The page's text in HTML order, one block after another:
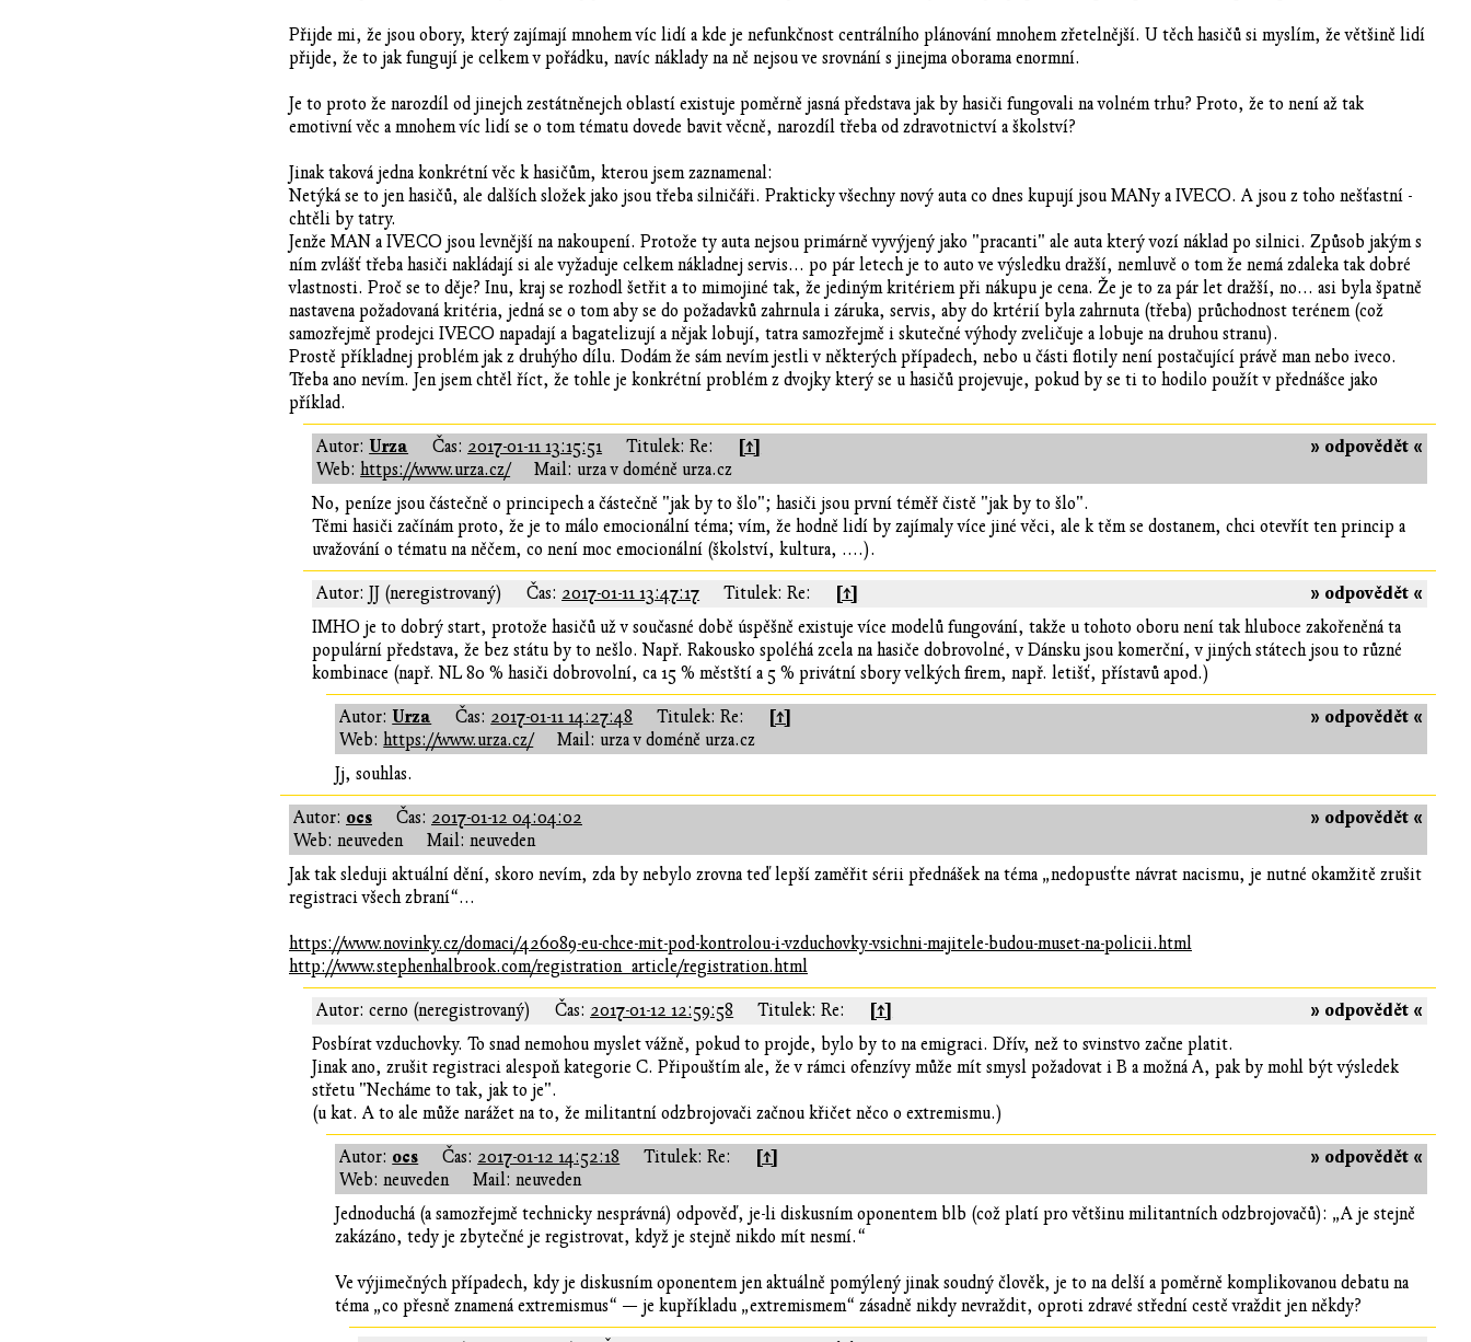
Přijde mi, že jsou obory, který zajímají mnohem víc lidí a kde je nefunkčnost centrálního plánování mnohem zřetelnější. U těch hasičů si myslím, že většině lidí
přijde, že to jak fungují je celkem v pořádku, navíc náklady na ně nejsou ve srovnání s jinejma oborama enormní.
Je to proto že narozdíl od jinejch zestátněnejch oblastí existuje poměrně jasná představa jak by hasiči fungovali na volném trhu? Proto, že to není až tak
emotivní věc a mnohem víc lidí se o tom tématu dovede bavit věcně, narozdíl třeba od zdravotnictví a školství?
Jinak taková jedna konkrétní věc k hasičům, kterou jsem zaznamenal:
Netýká se to jen hasičů, ale dalších složek jako jsou třeba silničáři. Prakticky všechny nový auta co dnes kupují jsou MANy a IVECO. A jsou z toho nešťastní -
chtěli by tatry.
Jenže MAN a IVECO jsou levnější na nakoupení. Protože ty auta nejsou primárně vyvýjený jako "pracanti" ale auta který vozí náklad po silnici. Způsob jakým s
ním zvlášť třeba hasiči nakládají si ale vyžaduje celkem nákladnej servis... po pár letech je to auto ve výsledku dražší, nemluvě o tom že nemá zdaleka tak dobré
vlastnosti. Proč se to děje? Inu, kraj se rozhodl šetřit a to mimojiné tak, že jediným kritériem při nákupu je cena. Že je to za pár let dražší, no... asi byla špatně
nastavena požadovaná kritéria, jedná se o tom aby se do požadavků zahrnula i záruka, servis, aby do krtérií byla zahrnuta (třeba) průchodnost terénem (což
samozřejmě prodejci IVECO napadají a bagatelizují a nějak lobují, tatra samozřejmě i skutečné výhody zveličuje a lobuje na druhou stranu).
Prostě příkladnej problém jak z druhýho dílu. Dodám že sám nevím jestli v některých případech, nebo u části flotily není postačující právě man nebo iveco.
Třeba ano nevím. Jen jsem chtěl říct, že tohle je konkrétní problém z dvojky který se u hasičů projevuje, pokud by se ti to hodilo použít v přednášce jako
příklad.
» odpovědět «
Autor: Urza Čas: 2017-01-11 13:15:51 Titulek: Re: [↑]
Web:https://www.urza.cz/
Mail: urza v doméně urza.cz
No, peníze jsou částečně o principech a částečně "jak by to šlo"; hasiči jsou první téměř čistě "jak by to šlo".
Těmi hasiči začínám proto, že je to málo emocionální téma; vím, že hodně lidí by zajímaly více jiné věci, ale k těm se dostanem, chci otevřít ten princip a
uvažování o tématu na něčem, co není moc emocionální (školství, kultura, ....).
» odpovědět «
Autor: JJ (neregistrovaný) Čas: 2017-01-11 13:47:17 Titulek: Re: [↑]
IMHO je to dobrý start, protože hasičů už v současné době úspěšně existuje více modelů fungování, takže u tohoto oboru není tak hluboce zakořeněná ta
populární představa, že bez státu by to nešlo. Např. Rakousko spoléhá zcela na hasiče dobrovolné, v Dánsku jsou komerční, v jiných státech jsou to různé
kombinace (např. NL 80 % hasiči dobrovolní, ca 15 % městští a 5 % privátní sbory velkých firem, např. letišť, přístavů apod.)
» odpovědět «
Autor: Urza Čas: 2017-01-11 14:27:48 Titulek: Re: [↑]
Web:https://www.urza.cz/
Mail: urza v doméně urza.cz
Jj, souhlas.
» odpovědět «
Autor: ocs Čas: 2017-01-12 04:04:02
Web: neuveden
Mail: neuveden
Jak tak sleduji aktuální dění, skoro nevím, zda by nebylo zrovna teď lepší zaměřit sérii přednášek na téma „nedopusťte návrat nacismu, je nutné okamžitě zrušit
registraci všech zbraní“...
https://www.novinky.cz/domaci/426089-eu-chce-mit-pod-kontrolou-i-vzduchovky-vsichni-majitele-budou-muset-na-policii.html
http://www.stephenhalbrook.com/registration_article/registration.html
» odpovědět «
Autor: cerno (neregistrovaný) Čas: 2017-01-12 12:59:58 Titulek: Re: [↑]
Posbírat vzduchovky. To snad nemohou myslet vážně, pokud to projde, bylo by to na emigraci. Dřív, než to svinstvo začne platit.
Jinak ano, zrušit registraci alespoň kategorie C. Připouštím ale, že v rámci ofenzívy může mít smysl požadovat i B a možná A, pak by mohl být výsledek
střetu "Necháme to tak, jak to je".
(u kat. A to ale může narážet na to, že militantní odzbrojovači začnou křičet něco o extremismu.)
» odpovědět «
Autor: ocs Čas: 2017-01-12 14:52:18 Titulek: Re: [↑]
Web: neuveden
Mail: neuveden
Jednoduchá (a samozřejmě technicky nesprávná) odpověď, je-li diskusním oponentem blb (což platí pro většinu militantních odzbrojovačů): „A je stejně
zakázáno, tedy je zbytečné je registrovat, když je stejně nikdo mít nesmí.“
Ve výjimečných případech, kdy je diskusním oponentem jen aktuálně pomýlený jinak soudný člověk, je to na delší a poměrně komplikovanou debatu na
téma „co přesně znamená extremismus“ — je kupříkladu „extremismem“ zásadně nikdy nevraždit, oproti zdravé střední cestě vraždit jen někdy?